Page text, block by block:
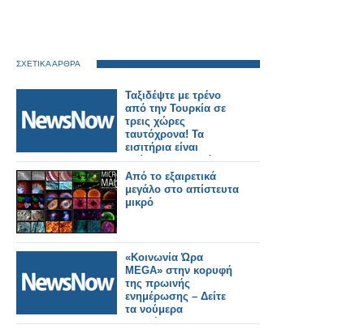
ΣΧΕΤΙΚΑ ΑΡΘΡΑ
Ταξιδέψτε με τρένο
από την Τουρκία σε
τρεις χώρες
ταυτόχρονα! Τα
εισιτήρια είναι
απίστευτα φθηνά.
Από το εξαιρετικά
μεγάλο στο απίστευτα
μικρό
«Κοινωνία Ώρα
MEGA» στην κορυφή
της πρωινής
ενημέρωσης – Δείτε
τα νούμερα
τηλεθέασης